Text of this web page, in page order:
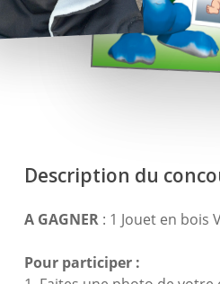
Description du
A GAGNER: 1 Jouet en bois
Pour participer :